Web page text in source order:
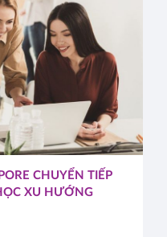
CHUYỂN TIẾP
XU HƯỚNG